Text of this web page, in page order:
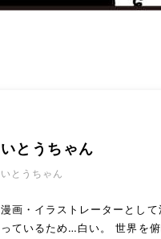
いとうちゃん
いとうちゃん
漫画・イラストレーターとし
っているため…白い。 世界を